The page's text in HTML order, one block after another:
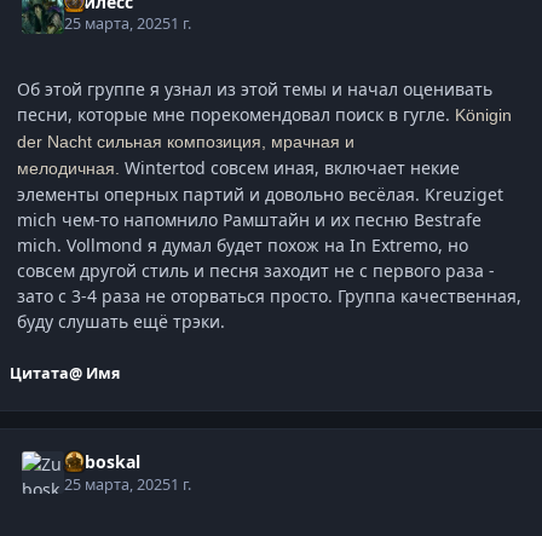
25 марта, 20251 г.
Об этой группе я узнал из этой темы и начал оценивать
песни, которые мне порекомендовал поиск в гугле. Königin
der Nacht сильная композиция, мрачная и
мелодичная. Wintertod совсем иная, включает некие
элементы оперных партий и довольно весёлая. Kreuziget
mich чем-то напомнило Рамштайн и их песню Bestrafe
mich. Vollmond я думал будет похож на In Extremo, но
совсем другой стиль и песня заходит не с первого раза -
зато с 3-4 раза не оторваться просто. Группа качественная,
буду слушать ещё трэки.
Цитата@ Имя
Zuboskal
25 марта, 20251 г.